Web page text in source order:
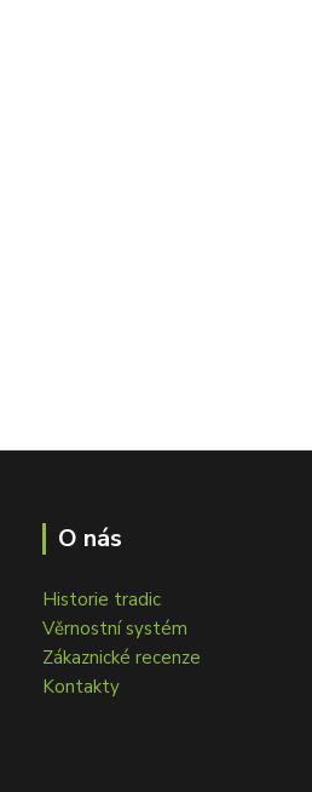
O nás
Historie tradic
Věrnostní systém
Zákaznické recenze
Kontakty